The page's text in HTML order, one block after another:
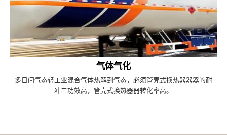
气体气化
多日间气态轻工业混合气体热解到气态，必须管壳式换热器器器的耐
冲击功效高，管壳式换热器器转化率高。